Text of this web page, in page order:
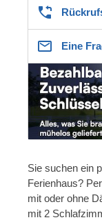
Eine
Sie suchen ein
Ferienhaus?
mit oder ohne
mit 2